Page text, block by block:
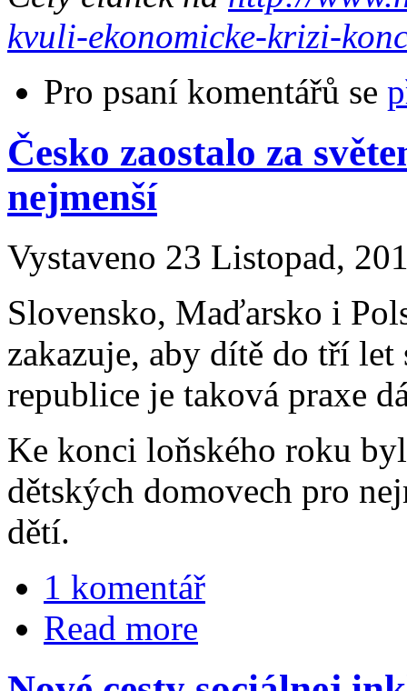
kvuli-ekonomicke-krizi-
Pro psaní komentářů se
Česko zaostalo za
nejmenší
Vystaveno 23 Listopad,
Slovensko, Maďarsko i
zakazuje, aby dítě do tří
republice je taková praxe
Ke konci loňského roku
dětských domovech pro
dětí.
1 komentář
Read more